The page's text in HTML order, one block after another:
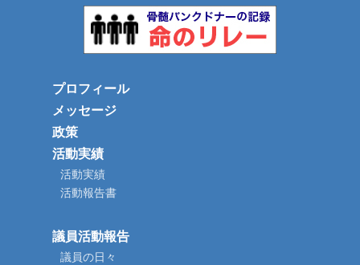
プロフィール
メッセージ
政策
活動実績
活動実績
活動報告書
議員活動報告
議員の日々